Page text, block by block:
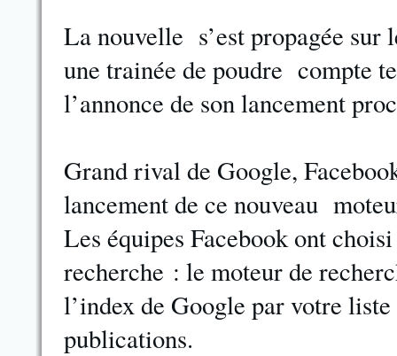
La nouvelle s’est propagée sur
une trainée de poudre compte
l’annonce de son lancement
Grand rival de Google,
lancement de ce nouveau
Les équipes Facebook ont
recherche : le moteur de
l’index de Google par votre
publications.